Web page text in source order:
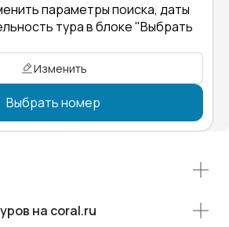
параметры поиска, даты
тура в блоке "Выбрать
Изменить
Выбрать номер
на coral.ru